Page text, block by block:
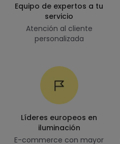
Equipo de expertos a tu
servicio
Atención al cliente
personalizada
Líderes europeos en
iluminación
E-commerce con mayor